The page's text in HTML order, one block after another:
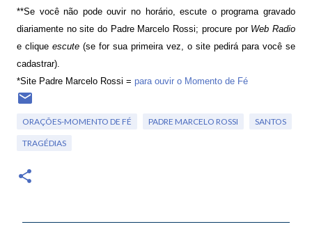
**Se você não pode ouvir no horário, escute o programa gravado
diariamente no site do Padre Marcelo Rossi; procure por Web Radio
e clique escute (se for sua primeira vez, o site pedirá para você se
cadastrar).
*Site Padre Marcelo Rossi = para ouvir o Momento de Fé
ORAÇÕES-MOMENTO DE FÉ PADRE MARCELO ROSSI SANTOS
TRAGÉDIAS